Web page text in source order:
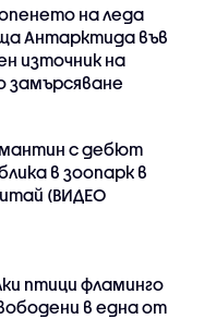
на леда
Антарктида във
източник на
замърсяване
с дебют
в зоопарк в
(ВИДЕО
птици фламинго
в една от